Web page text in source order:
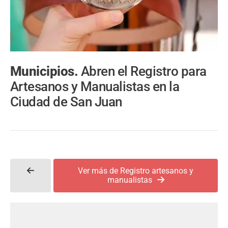
Municipios. Abren el Registro para
Artesanos y Manualistas en la
Ciudad de San Juan
Ver más de Registro artesanos y
manualistas